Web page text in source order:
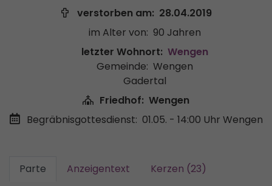
verstorben am: 28.04.2019
im Alter von: 90 Jahren
letzter Wohnort: Wengen
Gemeinde: Wengen
Gadertal
Friedhof: Wengen
Begräbnisgottesdienst: 01.05. - 14:00 Uhr Wengen
Parte Anzeigentext
Kerzen (23)